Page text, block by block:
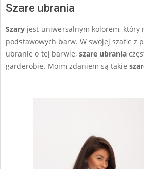
Szare ubrania
Szary jest uniwersalnym kolorem, który
podstawowych barw. W swojej szafie z
ubranie o tej barwie, szare ubrania
garderobie. Moim zdaniem są takie